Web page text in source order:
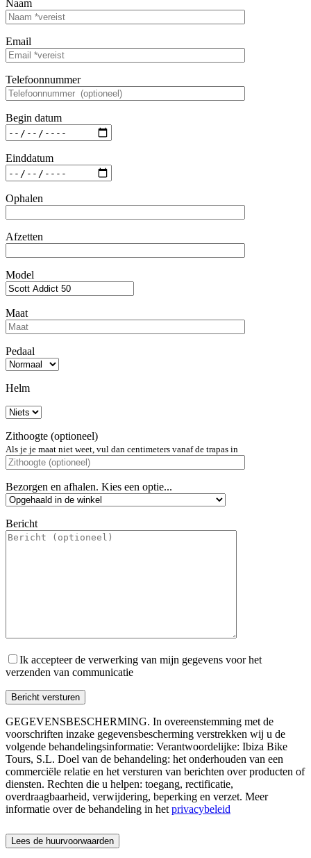
Naam
Email
Telefoonnummer
Begin datum
Einddatum
Ophalen
Afzetten
Model
Maat
Pedaal
Helm
Zithoogte (optioneel)
Als je je maat niet weet, vul dan centimeters vanaf de trapas in
Bezorgen en afhalen. Kies een optie...
Bericht
Ik accepteer de verwerking van mijn gegevens voor het
verzenden van communicatie
GEGEVENSBESCHERMING. In overeenstemming met de
voorschriften inzake gegevensbescherming verstrekken wij u de
volgende behandelingsinformatie: Verantwoordelijke: Ibiza Bike
Tours, S.L. Doel van de behandeling: het onderhouden van een
commerciële relatie en het versturen van berichten over producten of
diensten. Rechten die u helpen: toegang, rectificatie,
overdraagbaarheid, verwijdering, beperking en verzet. Meer
informatie over de behandeling in het privacybeleid
Lees de huurvoorwaarden